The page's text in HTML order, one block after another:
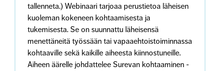
tallenneta.) Webinaari tarjoaa perustietoa läheisen
kuoleman kokeneen kohtaamisesta ja
tukemisesta. Se on suunnattu läheisensä
menettäneitä työssään tai vapaaehtoistoiminnassa
kohtaaville sekä kaikille aiheesta kiinnostuneille.
Aiheen äärelle johdattelee Surevan kohtaaminen -